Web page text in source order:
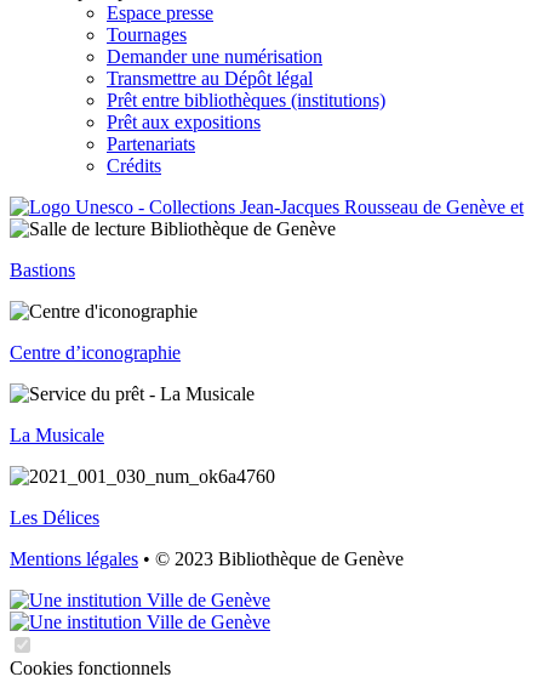
Espace presse
Tournages
Demander une numérisation
Transmettre au Dépôt légal
Prêt entre bibliothèques (institutions)
Prêt aux expositions
Partenariats
Crédits
Bastions
Centre d’iconographie
La Musicale
Les Délices
Mentions légales • © 2023 Bibliothèque de Genève
Cookies fonctionnels